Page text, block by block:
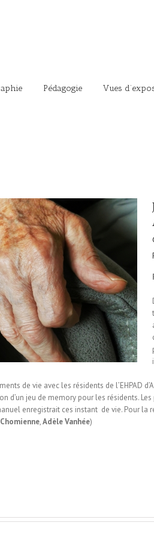
Pédagogie Vues
de vie avec les résidents de l’EHPAD
d’un jeu de memory pour les résidents.
enregistrait ces instant de vie. Pour la
,Adèle Vanhée)